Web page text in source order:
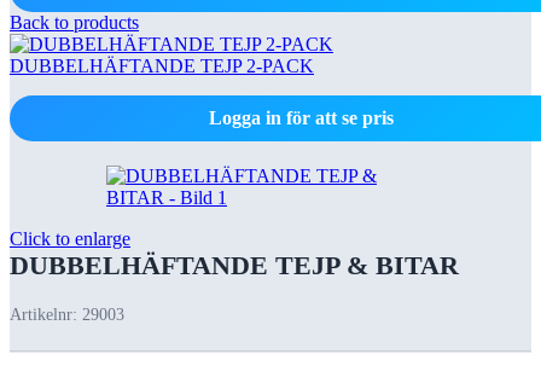
Back to products
DUBBELHÄFTANDE TEJP 2-PACK
Logga in för att se pris
Click to enlarge
DUBBELHÄFTANDE TEJP & BITAR
Artikelnr: 29003